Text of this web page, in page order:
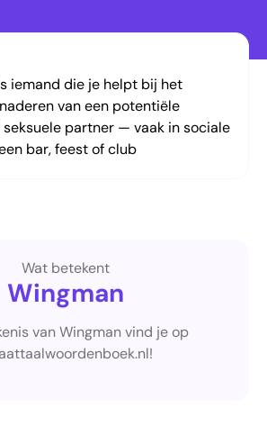
iemand die je helpt bij het
van een potentiële
partner — vaak in sociale
bar, feest of club
Wat betekent
Wingman
van Wingman vind je op